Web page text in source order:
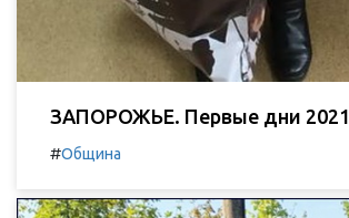
ЗАПОРОЖЬЕ. Первые дни
#Община